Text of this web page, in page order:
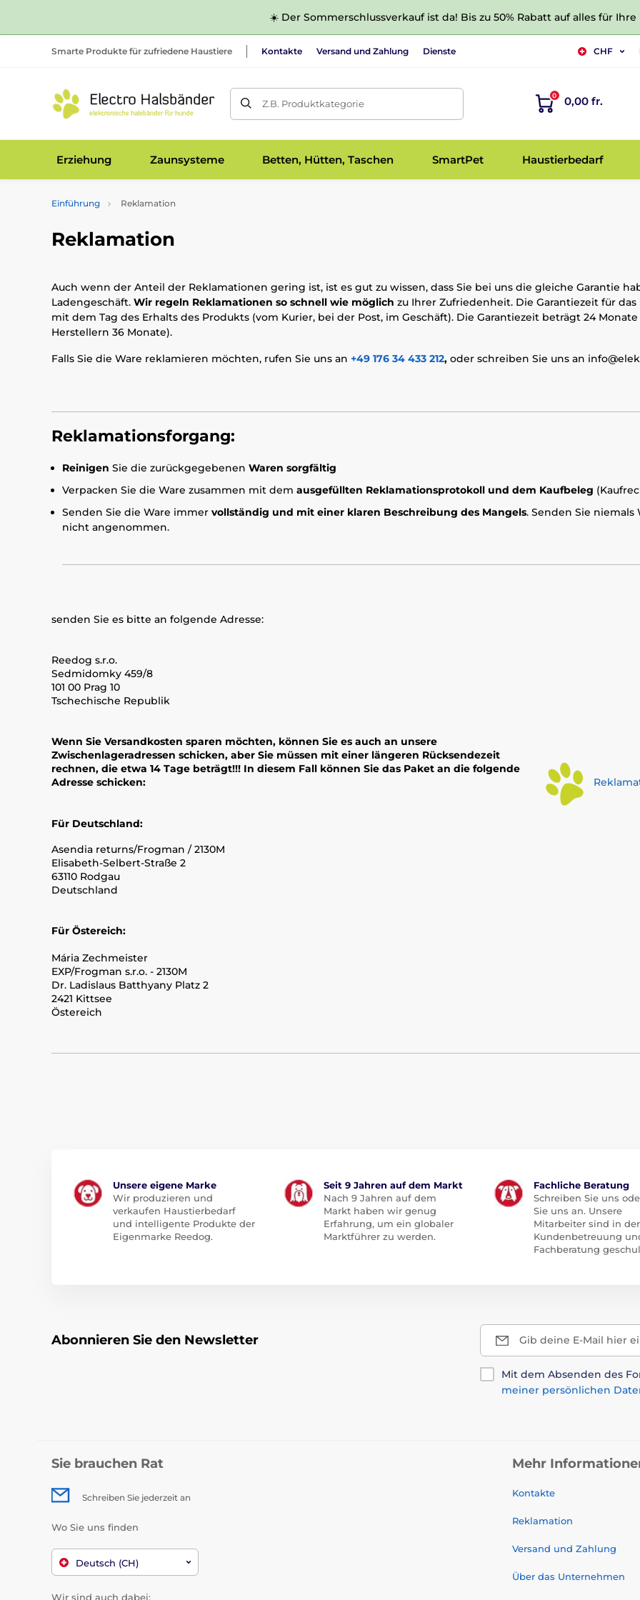
☀️ Der Sommerschlussverkauf ist da! Bis zu 50% Rabatt auf alles für Ihre
Smarte Produkte für zufriedene Haustiere Kontakte Versand und Zahlung Dienste CHF
Z.B. Produktkategorie
0 0,00 fr.
Erziehung Zaunsysteme Betten, Hütten, Taschen SmartPet Haustierbedarf
Einführung Reklamation
Reklamation
Auch wenn der Anteil der Reklamationen gering ist, ist es gut zu wissen, dass Sie bei uns die gleiche Garantie
Ladengeschäft. Wir regeln Reklamationen so schnell wie möglich zu Ihrer Zufriedenheit. Die Garantiezeit für
mit dem Tag des Erhalts des Produkts (vom Kurier, bei der Post, im Geschäft). Die Garantiezeit beträgt 24
Herstellern 36 Monate).
Falls Sie die Ware reklamieren möchten, rufen Sie uns an +49 176 34 433 212, oder schreiben Sie uns an
Reklamationsforgang:
Reinigen Sie die zurückgegebenen Waren sorgfältig
Verpacken Sie die Ware zusammen mit dem ausgefüllten Reklamationsprotokoll und dem Kaufbeleg
Senden Sie die Ware immer vollständig und mit einer klaren Beschreibung des Mangels. Senden Sie
nicht angenommen.
senden Sie es bitte an folgende Adresse:
Reedog s.r.o.
Sedmidomky 459/8
101 00 Prag 10
Tschechische Republik
Wenn Sie Versandkosten sparen möchten, können Sie es auch an unsere
Zwischenlageradressen schicken, aber Sie müssen mit einer längeren Rücksendezeit
rechnen, die etwa 14 Tage beträgt!!! In diesem Fall können Sie das Paket an die folgende
Adresse schicken:
Für Deutschland:
Asendia returns/Frogman / 2130M
Elisabeth-Selbert-Straße 2
63110 Rodgau
Deutschland
Für Östereich:
Mária Zechmeister
EXP/Frogman s.r.o. - 2130M
Dr. Ladislaus Batthyany Platz 2
2421 Kittsee
Östereich
Unsere eigene Marke
Wir produzieren und
verkaufen Haustierbedarf
und intelligente Produkte der
Eigenmarke Reedog.
Seit 9 Jahren auf dem Markt
Nach 9 Jahren auf dem
Markt haben wir genug
Erfahrung, um ein globaler
Marktführer zu werden.
Fachliche Beratung
Schreiben Sie uns
Sie uns an. Unsere
Mitarbeiter sind in der
Kundenbetreuung
Fachberatung
Abonnieren Sie den Newsletter Gib deine E-Mail hier
Mit dem Absenden des
meiner persönlichen
Sie brauchen Rat
Schreiben Sie jederzeit an
Wo Sie uns finden
Deutsch (CH)
Wir sind auch dabei:
Mehr
Kontakte
Reklamation
Versand und Zahlung
Über das Unternehmen